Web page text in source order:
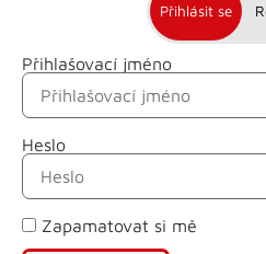
Přihlásit se
Přihlašovací jméno
Heslo
Zapamatovat si mě
Jméno
Příjmení
E-mail